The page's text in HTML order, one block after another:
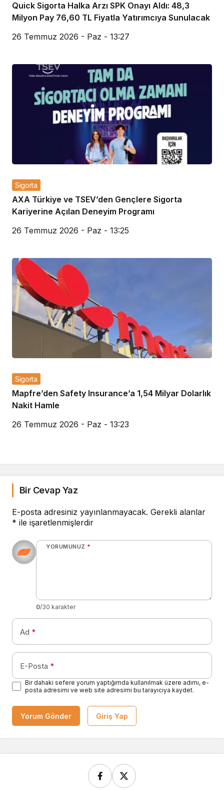
Quick Sigorta Halka Arzı SPK Onayı Aldı: 48,3
Milyon Pay 76,60 TL Fiyatla Yatırımcıya Sunulacak
26 Temmuz 2026 - Paz - 13:27
Sigorta
AXA Türkiye ve TSEV’den Gençlere Sigorta
Kariyerine Açılan Deneyim Programı
26 Temmuz 2026 - Paz - 13:25
Sigorta
Mapfre’den Safety Insurance’a 1,54 Milyar Dolarlık
Nakit Hamle
26 Temmuz 2026 - Paz - 13:23
Bir Cevap Yaz
E-posta adresiniz yayınlanmayacak. Gerekli alanlar
* ile işaretlenmişlerdir
YORUMUNUZ *
0/30 karakter
Ad *
E-Posta *
Bir dahaki sefere yorum yaptığımda kullanılmak üzere adımı, e-
posta adresimi ve web site adresimi bu tarayıcıya kaydet.
Yorum Gönder Giriş Yap